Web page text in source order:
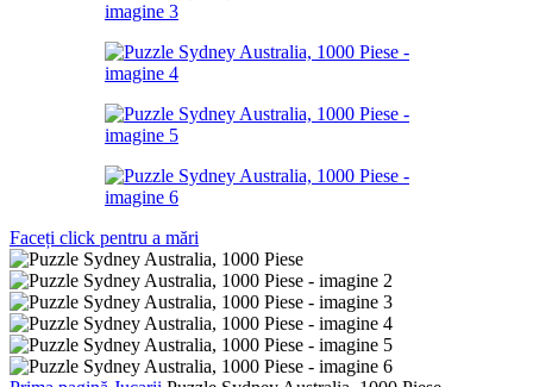
Faceți click pentru a mări